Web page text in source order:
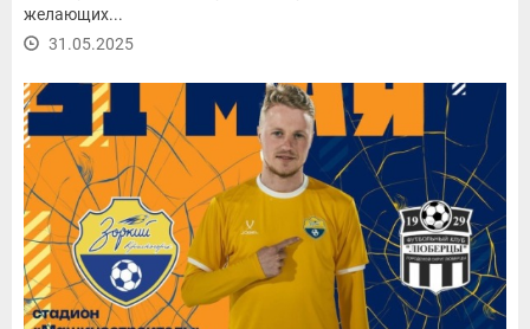
желающих...
31.05.2025